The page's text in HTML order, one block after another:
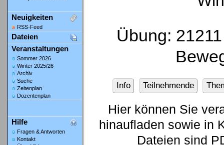
Neuigkeiten
RSS-Feed
Dateien
Veranstaltungen
Sommer 2026
Winter 2025/26
Archiv
Suche
Zeitenplan
Dozentenplan
Hilfe
Fragen & Antworten
Kontakt
Übung:
Info Teilnehmende
Hier können Sie
hinaufladen sowie in
Dateien sind